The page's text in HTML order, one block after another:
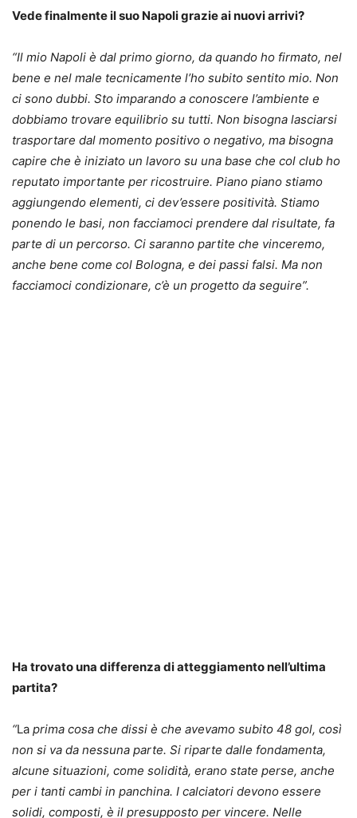
Vede finalmente il suo Napoli grazie ai nuovi arrivi?
“Il mio Napoli è dal primo giorno, da quando ho firmato, nel
bene e nel male tecnicamente l’ho subito sentito mio. Non
ci sono dubbi. Sto imparando a conoscere l’ambiente e
dobbiamo trovare equilibrio su tutti. Non bisogna lasciarsi
trasportare dal momento positivo o negativo, ma bisogna
capire che è iniziato un lavoro su una base che col club ho
reputato importante per ricostruire. Piano piano stiamo
aggiungendo elementi, ci dev’essere positività. Stiamo
ponendo le basi, non facciamoci prendere dal risultate, fa
parte di un percorso. Ci saranno partite che vinceremo,
anche bene come col Bologna, e dei passi falsi. Ma non
facciamoci condizionare, c’è un progetto da seguire”.
Ha trovato una differenza di atteggiamento nell’ultima
partita?
“La prima cosa che dissi è che avevamo subito 48 gol, così
non si va da nessuna parte. Si riparte dalle fondamenta,
alcune situazioni, come solidità, erano state perse, anche
per i tanti cambi in panchina. I calciatori devono essere
solidi, composti, è il presupposto per vincere. Nelle